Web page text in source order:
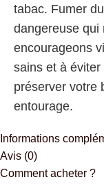
tabac. Fumer
dangereuse qui
encourageons
sains et à
préserver votre
entourage.
Informations
Avis (0)
Comment acheter ?